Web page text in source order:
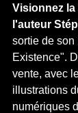
Visionnez
l'auteur
sortie de son
Existence".
vente, avec
illustrations
numériques